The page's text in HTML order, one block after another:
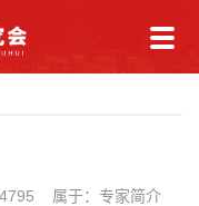
属于：专家简介